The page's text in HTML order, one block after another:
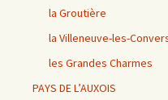
la Groutière
la Villeneuve-les-
les Grandes Charmes
PAYS DE L’AUXOIS